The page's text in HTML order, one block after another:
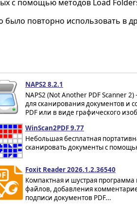
с помощью методов Load
повторно использовать в
NAPS2 8.2.1
NAPS2 (Not Another PDF Scanner
для сканирования документов и
PDF или в виде графического
WinScan2PDF 9.77
Небольшая бесплатная
сканировать документы с
Foxit Reader 2026.1.2.36540
Компактная и шустрая программа
файлов, добавления
подписи документов PDF...